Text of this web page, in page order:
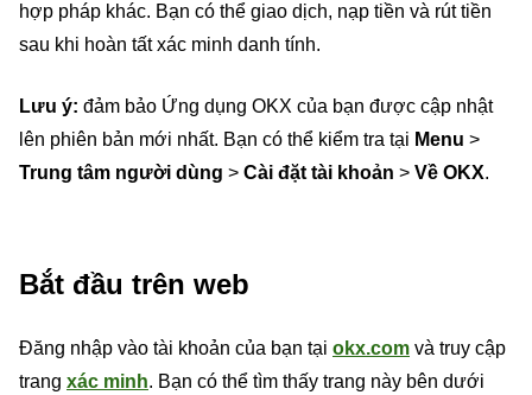
hợp pháp khác. Bạn có thể giao dịch, nạp tiền và rút tiền
sau khi hoàn tất xác minh danh tính.
Lưu ý: đảm bảo Ứng dụng OKX của bạn được cập nhật
lên phiên bản mới nhất. Bạn có thể kiểm tra tại Menu >
Trung tâm người dùng > Cài đặt tài khoản > Về OKX.
Bắt đầu trên web
Đăng nhập vào tài khoản của bạn tại okx.com và truy cập
trang xác minh. Bạn có thể tìm thấy trang này bên dưới